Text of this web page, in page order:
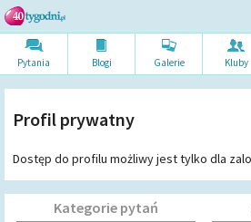
Pytania Blogi Galerie Kluby
Profil prywatny
Dostęp do profilu możliwy jest tylko dla
Kategorie pytań